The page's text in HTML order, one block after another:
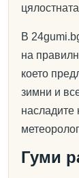
В
на
което
зимни и
насладите
Гуми